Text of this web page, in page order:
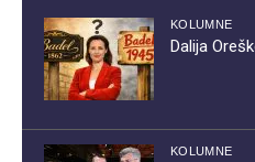
KOLUMNE
Dalija
KOLUMNE